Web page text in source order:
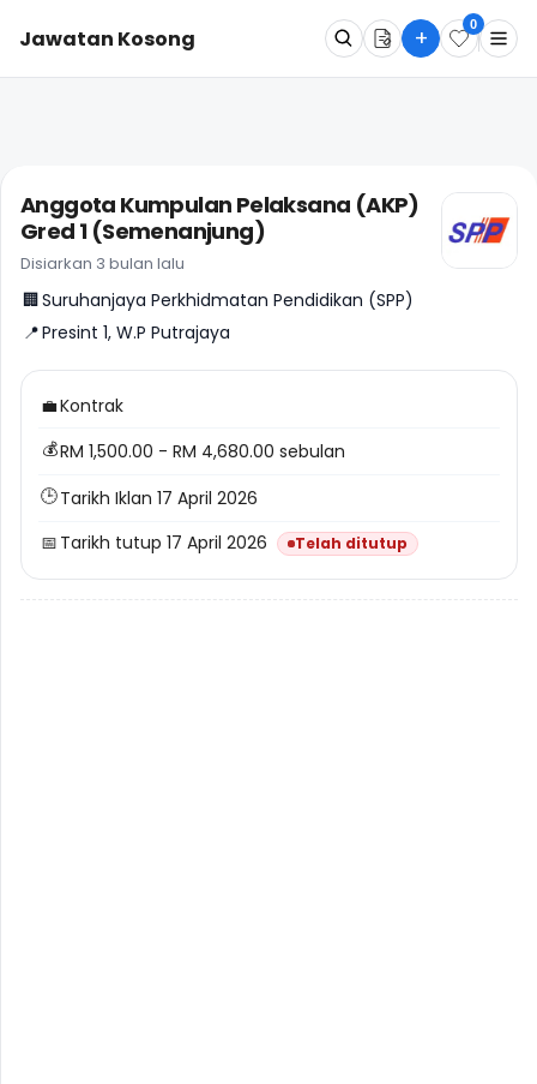
Jawatan Kosong + 0
Cari Sekarang
Anggota Kumpulan Pelaksana (AKP)
Gred 1 (Semenanjung)
Disiarkan 3 bulan lalu
🏢Suruhanjaya Perkhidmatan Pendidikan (SPP)
📍Presint 1, W.P Putrajaya
💼Kontrak
💰RM 1,500.00 - RM 4,680.00 sebulan
🕒Tarikh Iklan 17 April 2026
📅 Tarikh tutup 17 April 2026 Telah ditutup